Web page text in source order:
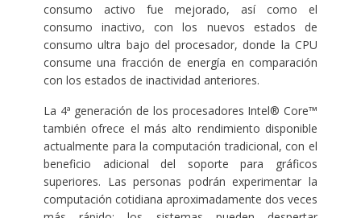
consumo activo fue mejorado, así como el
consumo inactivo, con los nuevos estados de
consumo ultra bajo del procesador, donde la CPU
consume una fracción de energía en comparación
con los estados de inactividad anteriores.
La 4ª generación de los procesadores Intel® Core™
también ofrece el más alto rendimiento disponible
actualmente para la computación tradicional, con el
beneficio adicional del soporte para gráficos
superiores. Las personas podrán experimentar la
computación cotidiana aproximadamente dos veces